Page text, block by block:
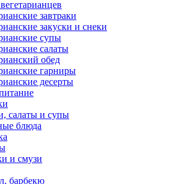
завтраки
закуски и снеки
супы
салаты
обед
гарниры
десерты
салаты и супы
блюда
и смузи
барбекю